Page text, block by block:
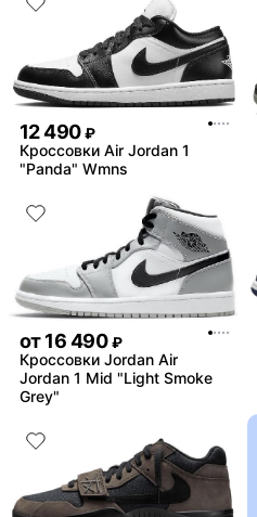
12 490 ₽
Кроссовки Air Jordan 1
"Panda" Wmns
от16 490 ₽
Кроссовки Jordan Air
Jordan 1 Mid "Light Smoke
Grey"